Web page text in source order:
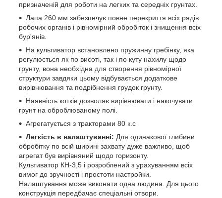
призначеній для роботи на легких та середніх грунтах.
Лапа 260 мм забезпечує повне перекриття всіх рядів
робочих органів і рівномірний обробіток і знищення всіх
бур'янів.
На культиватор встановлено пружинну гребінку, яка
регулюється як по висоті, так і по куту нахилу щодо
грунту, вона необхідна для створення рівномірної
структури завдяки цьому відбувається додаткове
вирівнювання та подрібнення грудок грунту.
Наявність котків дозволяє вирівнювати і накочувати
грунт на оброблюваному полі.
Агрегатується з тракторами 80 к.с
Легкість в налаштуванні: Для одинакової глибини
обробітку по всій ширині захвату дуже важливо, щоб
агрегат був вирівняний щодо горизонту.
Культиватор КН-3,5 і розроблений з урахуванням всіх
вимог до зручності і простоти настройки.
Налаштування може виконати одна людина. Для цього
конструкція передбачає спеціальні отвори.